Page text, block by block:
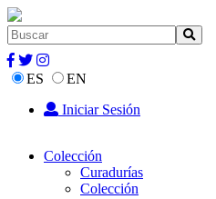
ES
EN
Iniciar Sesión
Colección
Curadurías
Colección